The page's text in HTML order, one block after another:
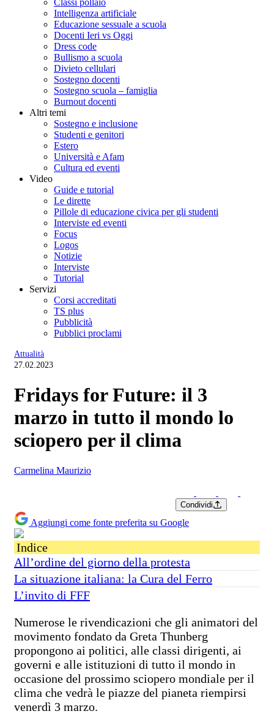
Classi pollaio
Intelligenza artificiale
Educazione sessuale a scuola
Docenti Ieri vs Oggi
Dress code
Bullismo a scuola
Divieto cellulari
Sostegno docenti
Sostegno scuola – famiglia
Burnout docenti
Altri temi
Sostegno e inclusione
Studenti e genitori
Estero
Università e Afam
Cultura ed eventi
Video
Guide e tutorial
Le dirette
Pillole di educazione civica per gli studenti
Interviste ed eventi
Focus
Logos
Notizie
Interviste
Tutorial
Servizi
Corsi accreditati
TS plus
Pubblicità
Pubblici proclami
Attualità
27.02.2023
Fridays for Future: il 3
marzo in tutto il mondo lo
sciopero per il clima
Carmelina Maurizio
Condividi
Aggiungi come fonte preferita su Google
Indice
All’ordine del giorno della protesta
La situazione italiana: la Cura del Ferro
L’invito di FFF
Numerose le rivendicazioni che gli animatori del
movimento fondato da Greta Thunberg
propongono ai politici, alle classi dirigenti, ai
governi e alle istituzioni di tutto il mondo in
occasione del prossimo sciopero mondiale per il
clima che vedrà le piazze del pianeta riempirsi
venerdì 3 marzo.